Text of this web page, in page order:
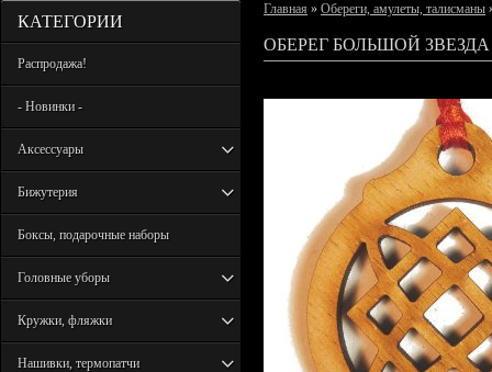
КАТЕГОРИИ
Распродажа!
- Новинки -
Аксессуары
Бижутерия
Боксы, подарочные наборы
Головные уборы
Кружки, фляжки
Нашивки, термопатчи
Главная » Обереги, амулеты, талисманы
ОБЕРЕГ БОЛЬШОЙ